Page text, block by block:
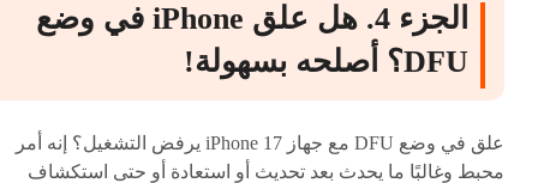
الجزء 4. هل علق iPhone في وضع
DFU؟ أصلحه بسهولة!
علق في وضع DFU مع جهاز iPhone 17 يرفض التشغيل؟ إنه أمر
محبط وغالبًا ما يحدث بعد تحديث أو استعادة أو حتى استكشاف